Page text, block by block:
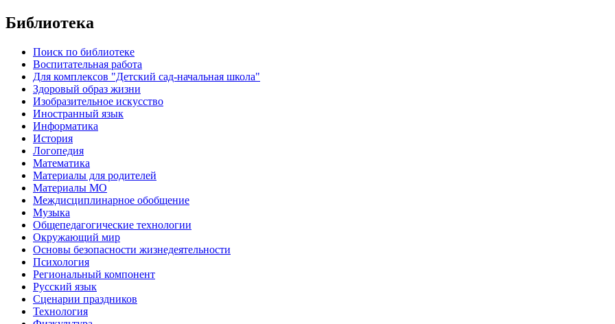
Библиотека
Поиск по библиотеке
Воспитательная работа
Для комплексов "Детский сад-начальная школа"
Здоровый образ жизни
Изобразительное искусство
Иностранный язык
Информатика
История
Логопедия
Математика
Материалы для родителей
Материалы МО
Междисциплинарное обобщение
Музыка
Общепедагогические технологии
Окружающий мир
Основы безопасности жизнедеятельности
Психология
Региональный компонент
Русский язык
Сценарии праздников
Технология